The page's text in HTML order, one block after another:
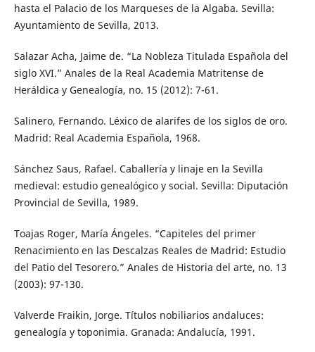
hasta el Palacio de los Marqueses de la Algaba. Sevilla:
Ayuntamiento de Sevilla, 2013.
Salazar Acha, Jaime de. “La Nobleza Titulada Española del
siglo XVI.” Anales de la Real Academia Matritense de
Heráldica y Genealogía, no. 15 (2012): 7-61.
Salinero, Fernando. Léxico de alarifes de los siglos de oro.
Madrid: Real Academia Española, 1968.
Sánchez Saus, Rafael. Caballería y linaje en la Sevilla
medieval: estudio genealógico y social. Sevilla: Diputación
Provincial de Sevilla, 1989.
Toajas Roger, María Ángeles. “Capiteles del primer
Renacimiento en las Descalzas Reales de Madrid: Estudio
del Patio del Tesorero.” Anales de Historia del arte, no. 13
(2003): 97-130.
Valverde Fraikin, Jorge. Títulos nobiliarios andaluces:
genealogía y toponimia. Granada: Andalucía, 1991.